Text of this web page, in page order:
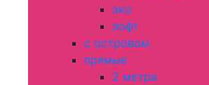
эко
лофт
с островом
прямые
2 метра